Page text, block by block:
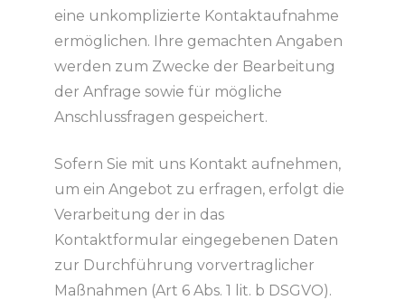
eine unkomplizierte Kontaktaufnahme
ermöglichen. Ihre gemachten Angaben
werden zum Zwecke der Bearbeitung
der Anfrage sowie für mögliche
Anschlussfragen gespeichert.
Sofern Sie mit uns Kontakt aufnehmen,
um ein Angebot zu erfragen, erfolgt die
Verarbeitung der in das
Kontaktformular eingegebenen Daten
zur Durchführung vorvertraglicher
Maßnahmen (Art 6 Abs. 1 lit. b DSGVO).